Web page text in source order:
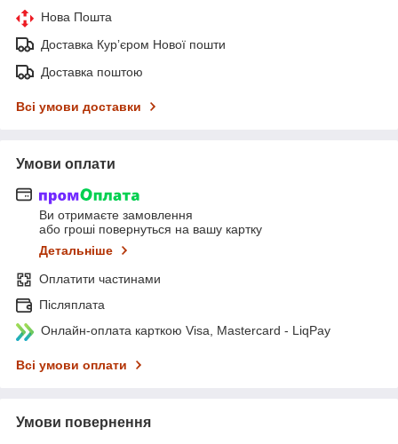
Нова Пошта
Доставка Курʼєром Нової пошти
Доставка поштою
Всі умови доставки
Умови оплати
Ви отримаєте замовлення
або гроші повернуться на вашу картку
Детальніше
Оплатити частинами
Післяплата
Онлайн-оплата карткою Visa, Mastercard - LiqPay
Всі умови оплати
Умови повернення